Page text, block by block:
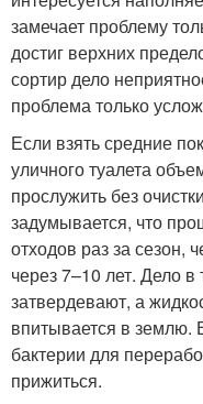
замечает проблему
достиг верхних
сортир дело
проблема только
Если взять средние
уличного туалета
прослужить без
задумывается, что
отходов раз за сезон,
через 7–10 лет. Дело
затвердевают, а
впитывается в землю.
бактерии для
прижиться.